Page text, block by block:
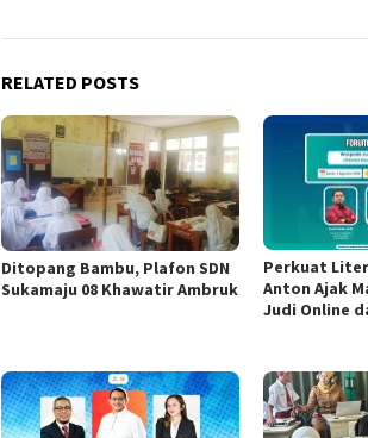
RELATED POSTS
Ditopang Bambu, Plafon SDN
Sukamaju 08 Khawatir Ambruk
Perkuat
Anton Ajak
Judi Online